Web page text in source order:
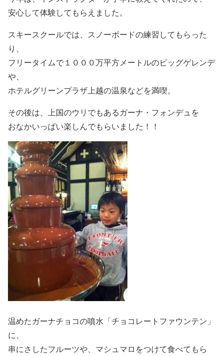
安心して体験してもらえました。
スキースクールでは、スノーボードの練習してもらった
り、
フリータイムで１０００万平方メートルのビッグゲレンデ
や、
ホテルグリーンプラザ上越の温泉などを満喫。
その後は、上国のウリでもあるガーナ・フォンデュを
おなかいっぱい楽しんでもらいました！！
温めたガーナチョコの噴水「チョコレートファウンテン」
に、
串にさしたフルーツや、マシュマロをつけて食べてもら